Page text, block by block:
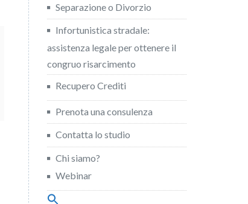
Separazione o Divorzio
Infortunistica stradale:
assistenza legale per ottenere il
congruo risarcimento
Recupero Crediti
Prenota una consulenza
Contatta lo studio
Chi siamo?
Webinar